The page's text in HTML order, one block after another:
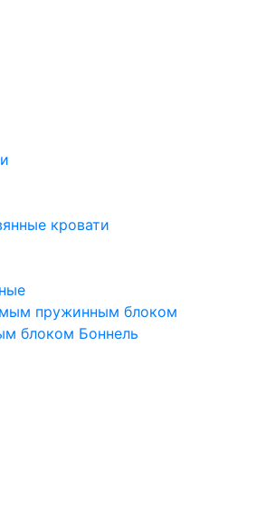
кровати
пружинным блоком
блоком Боннель